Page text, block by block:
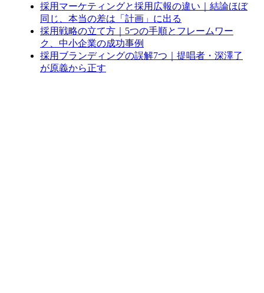
採用マーケティングと採用広報の違い｜結論ほぼ
同じ、本当の差は「計画」に出る
採用戦略の立て方｜5つの手順とフレームワー
ク、中小企業の成功事例
採用ブランディングの誤解7つ｜提唱者・深澤了
が原義から正す